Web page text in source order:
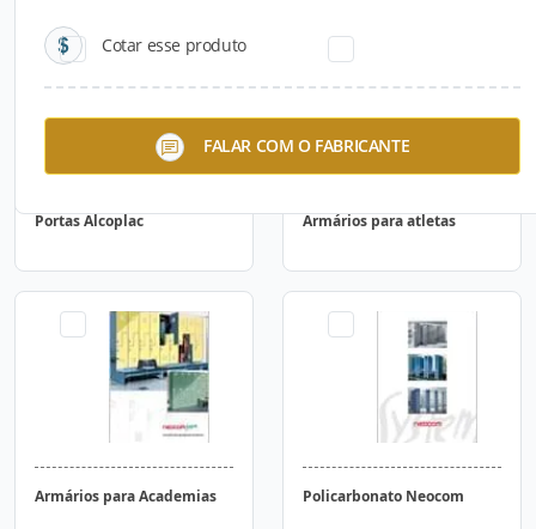
Cotar esse produto
FALAR COM O FABRICANTE
Portas Alcoplac Armários para atletas
Armários para Academias Policarbonato Neocom